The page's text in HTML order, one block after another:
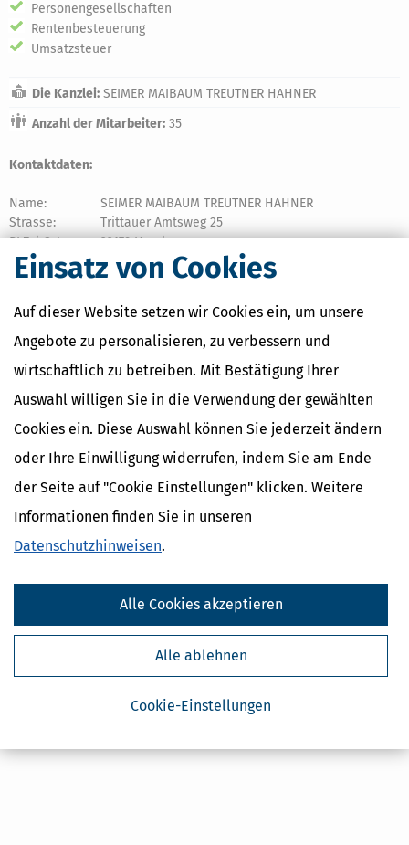
Einsatz von Cookies
Auf dieser Website setzen wir Cookies ein, um unsere
Angebote zu personalisieren, zu verbessern und
wirtschaftlich zu betreiben. Mit Bestätigung Ihrer
Auswahl willigen Sie in die Verwendung der gewählten
Cookies ein. Diese Auswahl können Sie jederzeit ändern
oder Ihre Einwilligung widerrufen, indem Sie am Ende
der Seite auf "Cookie Einstellungen" klicken. Weitere
Informationen finden Sie in unseren
Datenschutzhinweisen.
Cookie-Einstellungen
Alle ablehnen
Alle Cookies akzeptieren
Personengesellschaften
Rentenbesteuerung
Umsatzsteuer
Die Kanzlei: SEIMER MAIBAUM TREUTNER HAHNER
Anzahl der Mitarbeiter: 35
Kontaktdaten:
Name:
SEIMER MAIBAUM TREUTNER HAHNER
Strasse:
Trittauer Amtsweg 25
PLZ / Ort
22179 Hamburg
Tel:
0406421810
E-Mail:
hamburg@smth-steuern.de oder
Kontaktformular
Wir sprechen:
Deutsch
Englisch